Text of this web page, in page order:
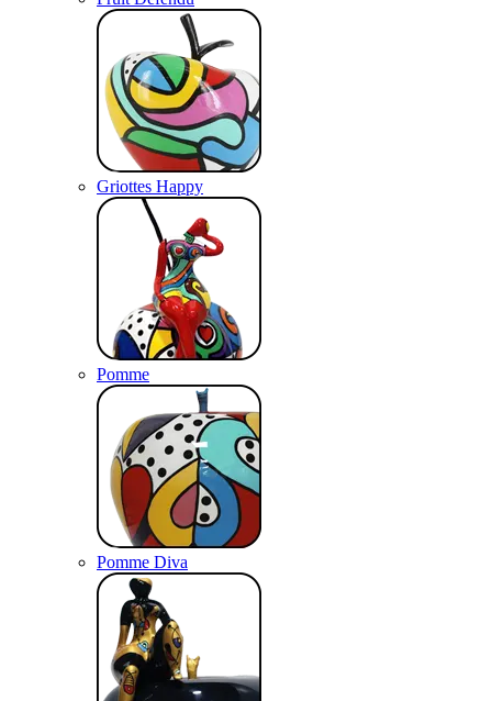
Griottes Happy
Pomme
Pomme Diva